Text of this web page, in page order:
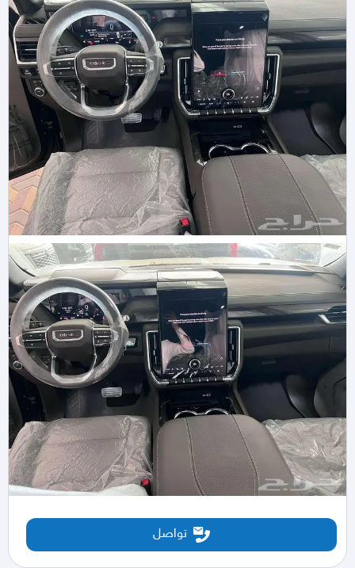
تواصل